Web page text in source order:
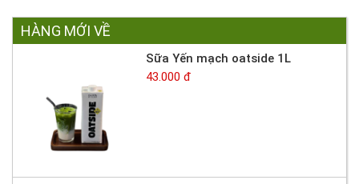
HÀNG MỚI VỀ
Sữa Yến mạch oatside 1L
43.000 đ